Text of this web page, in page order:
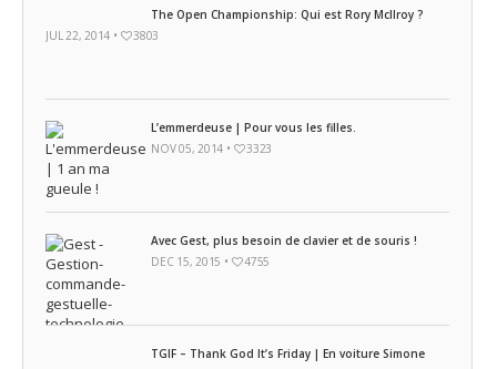
The Open Championship: Qui est Rory McIlroy ?
JUL 22, 2014 •
3803
L’emmerdeuse | Pour vous les filles.
NOV 05, 2014 •
3323
Avec Gest, plus besoin de clavier et de souris !
DEC 15, 2015 •
4755
TGIF – Thank God It’s Friday | En voiture Simone